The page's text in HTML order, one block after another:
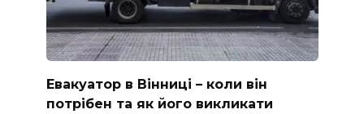
Евакуатор в Вінниці – коли він
потрібен та як його викликати